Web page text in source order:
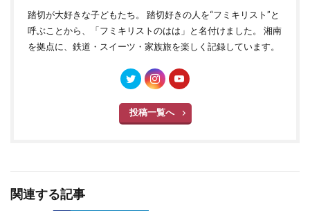
踏切が大好きな子どもたち。 踏切好きの人を“フミキリスト”と
呼ぶことから、「フミキリストのはは」と名付けました。 湘南
を拠点に、鉄道・スイーツ・家族旅を楽しく記録しています。
投稿一覧へ
関連する記事